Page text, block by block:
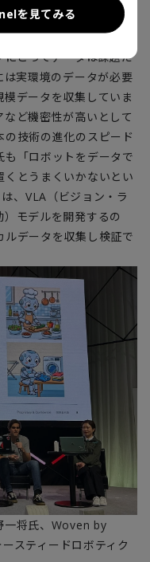
紹介しました。
にとってデータは課題だ
は実環境のデータが必要
データを収集していま
ど機密性が高いとして
技術の進化のスピード
「ロボットをデータで
とうまくいかないとい
は、 VLA （ビジョン・ラ
モデルを開発するの
データを収集し検証で
将氏、Woven by
スティードロボティク
を見てみる